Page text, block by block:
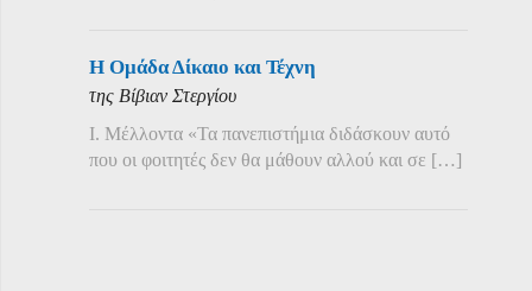
Η Ομάδα Δίκαιο και Τέχνη
της Βίβιαν Στεργίου
Ι. Μέλλοντα «Τα πανεπιστήμια διδάσκουν αυτό
που οι φοιτητές δεν θα μάθουν αλλού και σε […]